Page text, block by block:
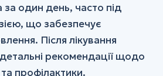
за один день, часто під
що забезпечує
Після лікування
рекомендації щодо
профілактики.